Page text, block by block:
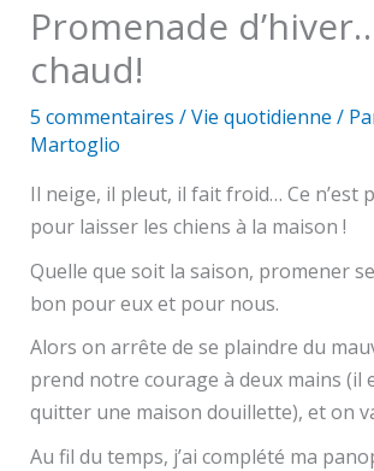
Promenade
chaud!
5 commentaires /Vie quotidienne /
Martoglio
Il neige, il pleut, il fait froid… Ce n’est
pour laisser les chiens à la maison !
Quelle que soit la saison, promener
bon pour eux et pour nous.
Alors on arrête de se plaindre du
prend notre courage à deux mains (il
quitter une maison douillette), et on
Au fil du temps, j’ai complété ma